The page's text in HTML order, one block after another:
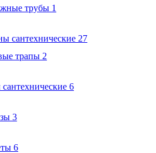
трубы 1
сантехнические 27
трапы 2
6
3
6